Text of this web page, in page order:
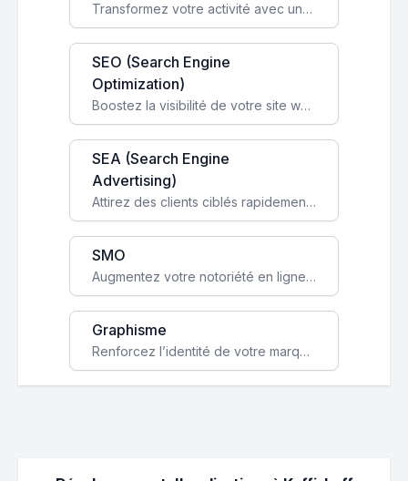
Transformez votre activité avec une boutique en ligne, accessible à l'échelle mondiale 24/7.
SEO (Search Engine
Optimization)
Boostez la visibilité de votre site web sur Google et attirez du trafic qualifié grâce à nos stratégies SEO.
SEA (Search Engine
Advertising)
Attirez des clients ciblés rapidement avec des campagnes publicitaires payantes optimisées pour vos objectifs.
SMO
Augmentez votre notoriété en ligne et stimulez la croissance de votre entreprise grâce à une stratégie sociale sur mesure.
Graphisme
Renforcez l’identité de votre marque avec un design unique qui capte l’attention et engage vos clients.